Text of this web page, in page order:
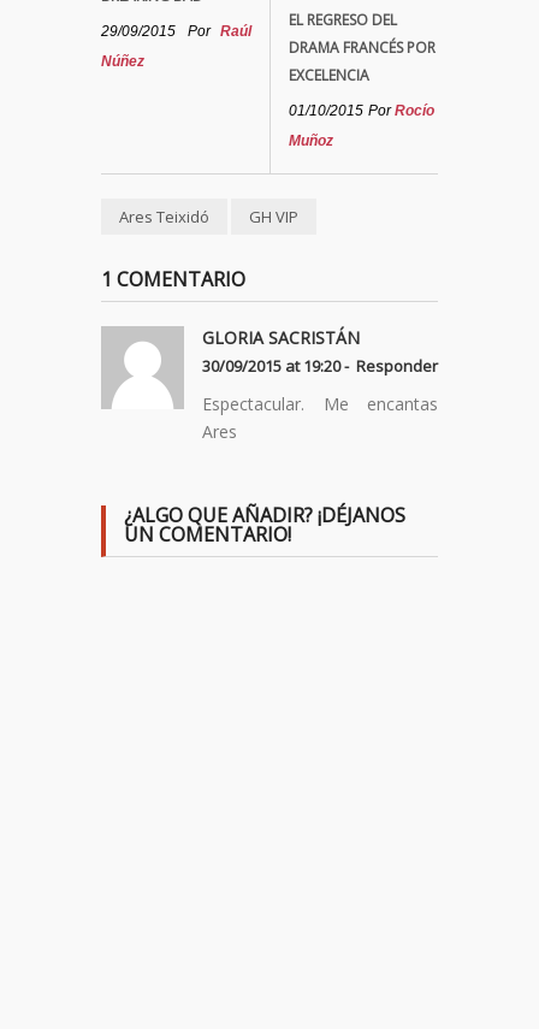
29/09/2015 Por Raúl
Núñez
EL REGRESO DEL
DRAMA FRANCÉS POR
EXCELENCIA
01/10/2015 PorRocío
Muñoz
Ares Teixidó GH VIP
1 COMENTARIO
GLORIA SACRISTÁN
30/09/2015 at 19:20 - Responder
Espectacular. Me encantas
Ares
¿ALGO QUE AÑADIR? ¡DÉJANOS
UN COMENTARIO!